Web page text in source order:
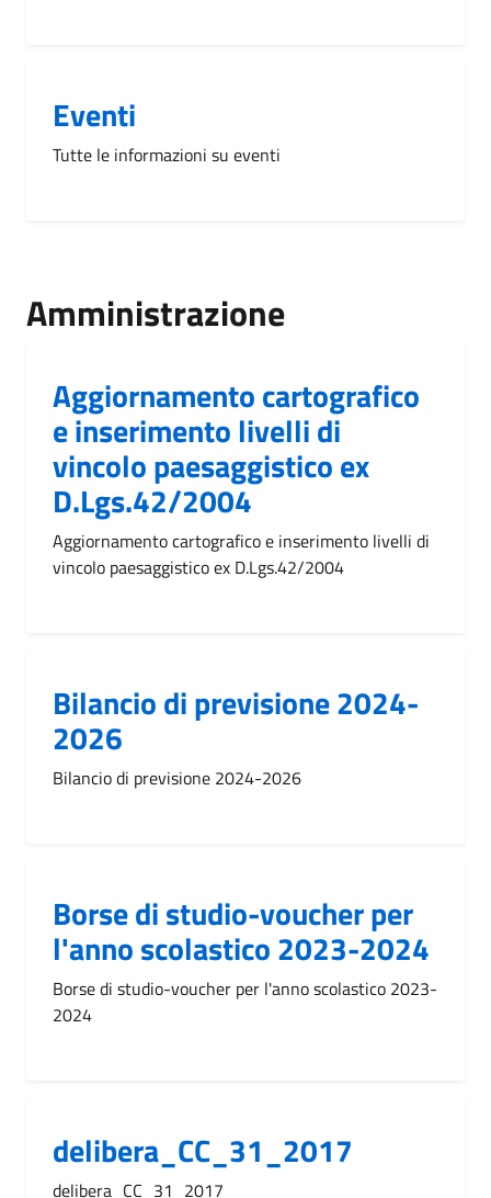
Eventi
Tutte le informazioni su eventi
Amministrazione
Aggiornamento cartografico
e inserimento livelli di
vincolo paesaggistico ex
D.Lgs.42/2004
Aggiornamento cartografico e inserimento livelli di
vincolo paesaggistico ex D.Lgs.42/2004
Bilancio di previsione 2024-
2026
Bilancio di previsione 2024-2026
Borse di studio-voucher per
l'anno scolastico 2023-2024
Borse di studio-voucher per l'anno scolastico 2023-
2024
delibera_CC_31_2017
delibera_CC_31_2017